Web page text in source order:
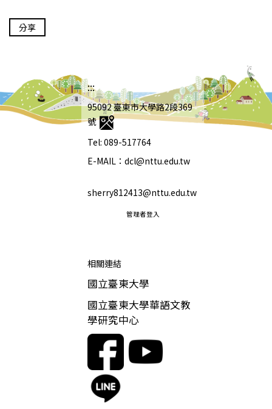
分享
:::
95092 臺東市大學路2段369
號
Tel: 089-517764
E-MAIL：dcl@nttu.edu.tw
sherry812413@nttu.edu.tw
管理者登入
相關連結
國立臺東大學
國立臺東大學華語文教
學研究中心